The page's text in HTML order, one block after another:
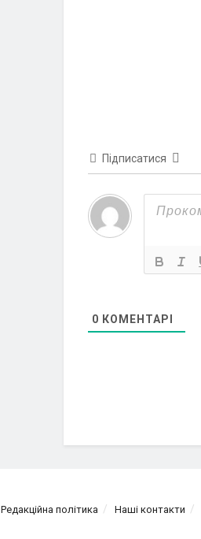
Підписатися
0 КОМЕНТАРІ
Редакційна політика Наші контакти